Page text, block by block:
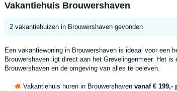
Vakantiehuis Brouwershaven
2 vakantiehuizen in Brouwershaven gevonden
Een vakantiewoning in Brouwershaven is ideaal voor een
Brouwershaven ligt direct aan het Grevelingenmeer. Het
Brouwershaven en de omgeving van alles te beleven.
Vakantiehuis huren in Brouwershaven vanaf € 199,-